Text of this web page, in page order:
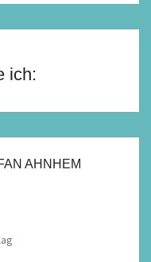
ich:
AHNHEM